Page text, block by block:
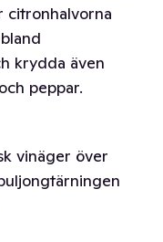
citronhalvorna
krydda även
peppar.
vinäger över